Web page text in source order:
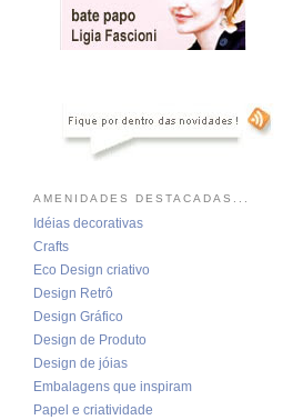
AMENIDADES DESTACADAS...
Idéias decorativas
Crafts
Eco Design criativo
Design Retrô
Design Gráfico
Design de Produto
Design de jóias
Embalagens que inspiram
Papel e criatividade